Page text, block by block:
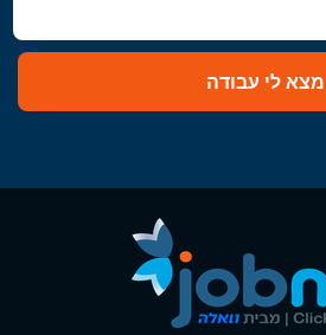
מצא לי עבודה